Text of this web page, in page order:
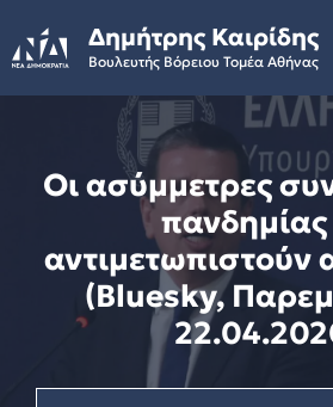
to
content
Δημήτρης Καιρίδης
Βουλευτής Βόρειου Τομέα Αθήνας
Οι ασύμμετρες
αντιμετωπιστούν
(Bluesky,